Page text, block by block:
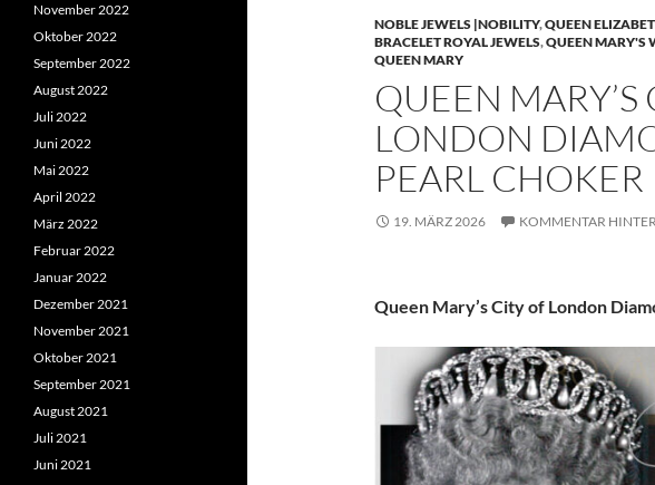
NOBLE JEWELS |NOBILITY,QUEEN
BRACELET ROYAL JEWELS,QUEEN MARY'S
QUEEN MARY
QUEEN MARY’S
LONDON
PEARL CHOKER
19. MÄRZ 2026 KOMMENTAR
Queen Mary’s City of London
November 2022
Oktober 2022
September 2022
August 2022
Juli 2022
Juni 2022
Mai 2022
April 2022
März 2022
Februar 2022
Januar 2022
Dezember 2021
November 2021
Oktober 2021
September 2021
August 2021
Juli 2021
Juni 2021